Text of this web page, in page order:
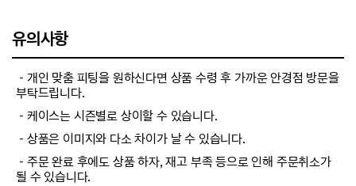
유의사항
－개인 맞춤 피팅을 원하신다면 상품 수령 후 가까운 안경점 방문을
부탁드립니다.
－케이스는 시즌별로 상이할 수 있습니다.
－상품은 이미지와 다소 차이가 날 수 있습니다.
－주문 완료 후에도 상품 하자, 재고 부족 등으로 인해 주문취소가
될 수 있습니다.